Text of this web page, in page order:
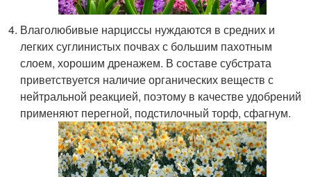
Влаголюбивые нарциссы нуждаются в средних и
легких суглинистых почвах с большим пахотным
слоем, хорошим дренажем. В составе субстрата
приветствуется наличие органических веществ с
нейтральной реакцией, поэтому в качестве удобрений
применяют перегной, подстилочный торф, сфагнум.